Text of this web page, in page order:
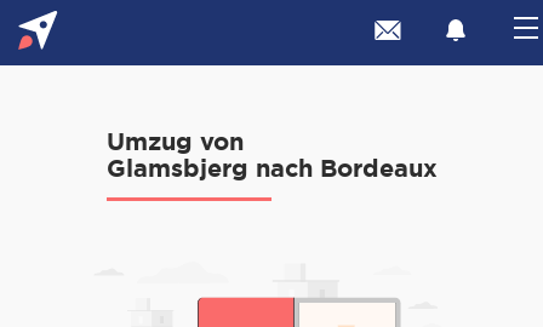
Umzug von
Glamsbjerg nach Bordeaux